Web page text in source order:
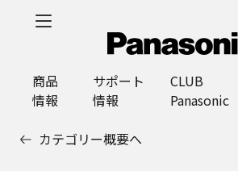
商品
情報
サポート
情報
CLUB
Panasonic
カテゴリー概要へ